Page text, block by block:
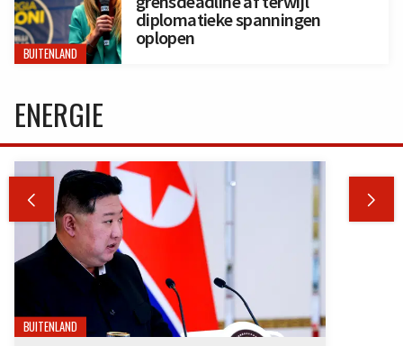
BUITENLAND
diplomatieke spanningen
oplopen
ENERGIE
 
BUITENLAND